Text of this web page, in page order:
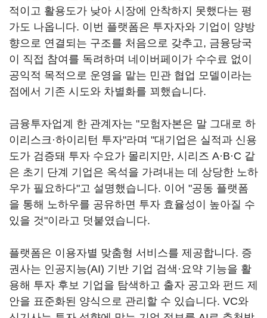
적이고 활용도가 낮아 시장에 안착하지 못했다는 평
가도 나옵니다. 이번 플랫폼은 투자자와 기업이 양방
향으로 연결되는 구조를 처음으로 갖추고, 금융당국
이 직접 참여를 독려하며 네이버페이가 수수료 없이
공익적 목적으로 운영을 맡는 민관 협업 모델이라는
점에서 기존 시도와 차별화를 꾀했습니다.
금융투자업계 한 관계자는 "모험자본은 말 그대로 하
이리스크·하이리턴 투자"라며 "대기업은 실적과 신용
도가 검증돼 투자 수요가 몰리지만, 시리즈 A·B·C 같
은 초기 단계 기업은 옥석을 가려내는 데 상당한 노하
우가 필요하다"고 설명했습니다. 이어 "공동 플랫폼
을 통해 노하우를 공유하면 투자 효율성이 높아질 수
있을 것"이라고 덧붙였습니다.
플랫폼은 이용자별 맞춤형 서비스를 제공합니다. 증
권사는 인공지능(AI) 기반 기업 검색·요약 기능을 활
용해 투자 후보 기업을 탐색하고 출자 공고와 펀드 제
안을 표준화된 양식으로 관리할 수 있습니다. VC와